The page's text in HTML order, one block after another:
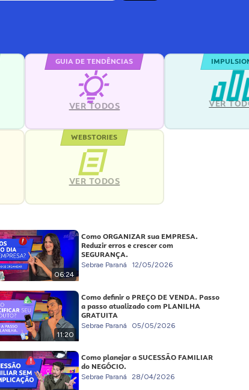
GUIA DE TENDÊNCIAS
VER TODOS VER
WEBSTORIES
VER TODOS
06:24
Como ORGANIZAR sua EMPRESA.
Reduzir erros e crescer com
SEGURANÇA.
Sebrae Paraná 12/05/2026
11:20
Como definir o PREÇO DE VENDA. Passo
a passo atualizado com PLANILHA
GRATUITA
Sebrae Paraná 05/05/2026
Como planejar a SUCESSÃO FAMILIAR
do NEGÓCIO.
Sebrae Paraná 28/04/2026